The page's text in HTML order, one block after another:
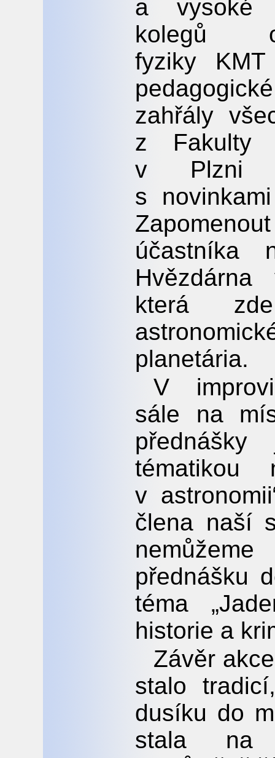
a vysoké
kolegů
fyziky KMT
zahřály
z Fakulty
v Plzni
s
účastníka
která
planetária.
V
sále na
v
člena naší
přednášku
téma
historie a
Závěr
stalo
dusíku do
stala na